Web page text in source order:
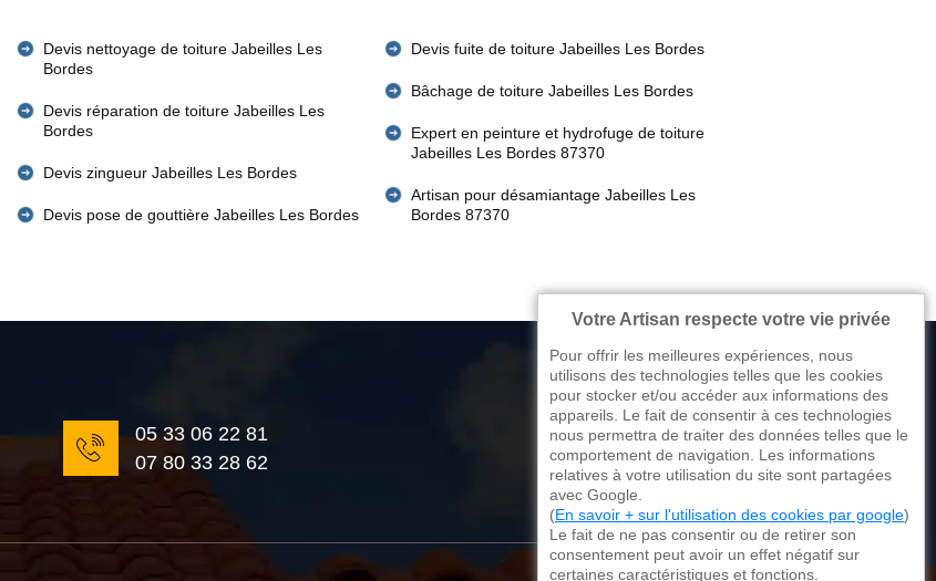
Devis nettoyage de toiture Jabeilles Les
Bordes
Devis réparation de toiture Jabeilles Les
Bordes
Devis zingueur Jabeilles Les Bordes
Devis pose de gouttière Jabeilles Les Bordes
Devis fuite de toiture Jabeilles Les Bordes
Bâchage de toiture Jabeilles Les Bordes
Expert en peinture et hydrofuge de toiture
Jabeilles Les Bordes 87370
Artisan pour désamiantage Jabeilles Les
Bordes 87370
05 33 06 22 81
07 80 33 28 62
176 avenue de Limoges
87270 Couzeix
Votre Artisan respecte votre vie privée
Pour offrir les meilleures expériences, nous
utilisons des technologies telles que les cookies
pour stocker et/ou accéder aux informations des
appareils. Le fait de consentir à ces technologies
nous permettra de traiter des données telles que le
comportement de navigation. Les informations
relatives à votre utilisation du site sont partagées
avec Google.
(En savoir + sur l'utilisation des cookies par google)
Le fait de ne pas consentir ou de retirer son
consentement peut avoir un effet négatif sur
certaines caractéristiques et fonctions.